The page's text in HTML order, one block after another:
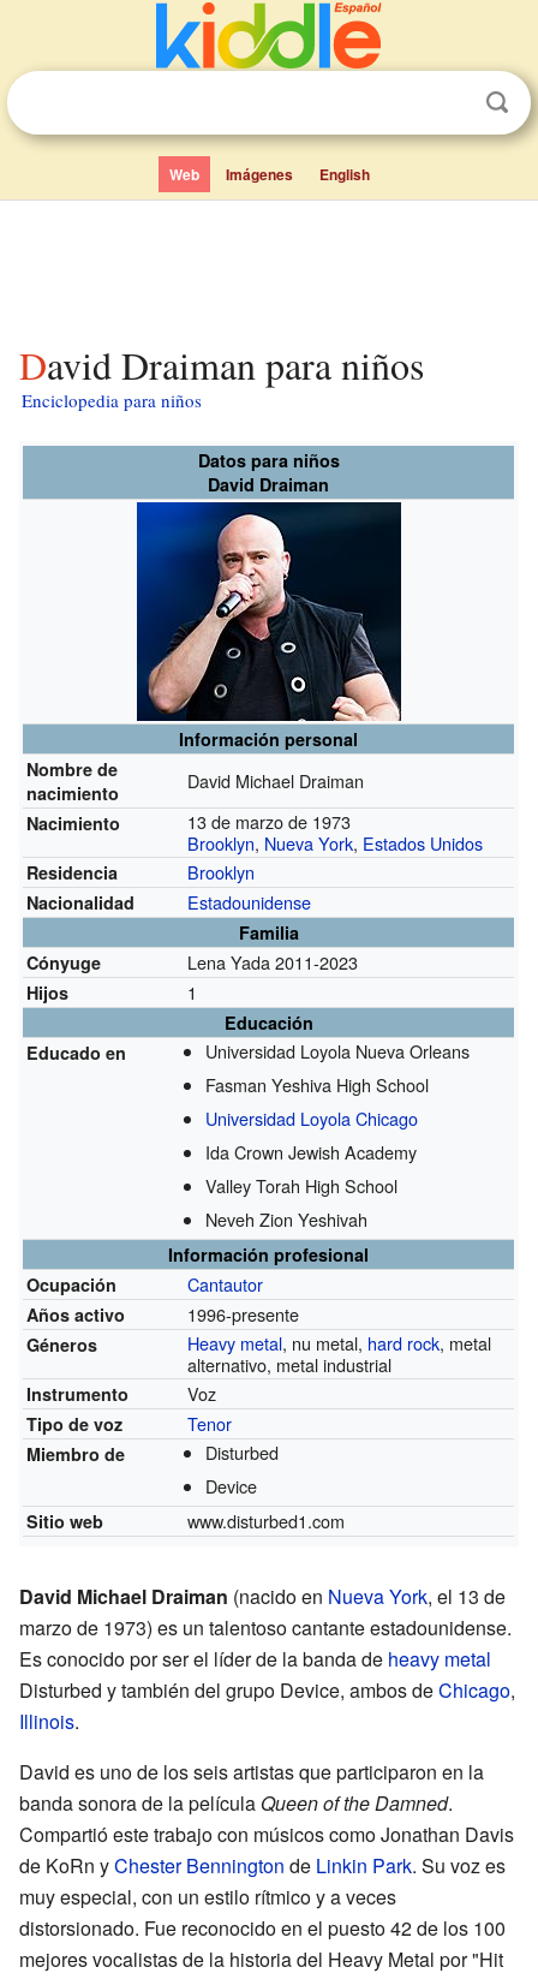
Web Imágenes English
David Draiman para niños
Enciclopedia para niños
Datos para niños
David Draiman
Información personal
Nombre de
nacimiento
David Michael Draiman
Nacimiento
13 de marzo de 1973
Brooklyn, Nueva York, Estados Unidos
Residencia Brooklyn
Nacionalidad Estadounidense
Familia
Cónyuge
Lena Yada 2011-2023
Hijos 1
Educación
Educado en
Universidad Loyola Nueva Orleans
Fasman Yeshiva High School
Universidad Loyola Chicago
Ida Crown Jewish Academy
Valley Torah High School
Neveh Zion Yeshivah
Información profesional
Ocupación
Cantautor
Años activo 1996-presente
Géneros Heavy metal, nu metal, hard rock, metal
alternativo, metal industrial
Instrumento Voz
Tipo de voz Tenor
Miembro de
Disturbed
Device
Sitio web www.disturbed1.com
David Michael Draiman (nacido en Nueva York, el 13 de
marzo de 1973) es un talentoso cantante estadounidense.
Es conocido por ser el líder de la banda de heavy metal
Disturbed y también del grupo Device, ambos deChicago,
Illinois.
David es uno de los seis artistas que participaron en la
banda sonora de la película Queen of the Damned.
Compartió este trabajo con músicos como Jonathan Davis
de KoRn yChester Bennington de Linkin Park. Su voz es
muy especial, con un estilo rítmico y a veces
distorsionado. Fue reconocido en el puesto 42 de los 100
mejores vocalistas de la historia del Heavy Metal por "Hit